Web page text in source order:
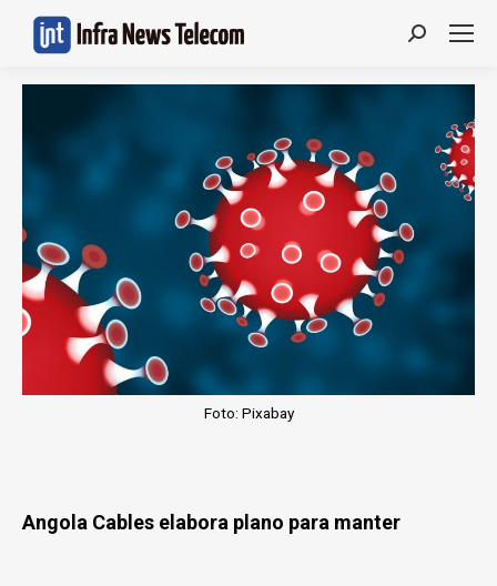
Search:
Foto: Pixabay
Angola Cables elabora plano para manter